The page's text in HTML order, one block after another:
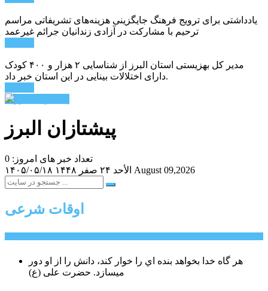
یادداشتی برای ترویج فرهنگ جایگزینی هزینه‌های تشریفاتی مراسم
ترحیم با مشارکت در آزادی زندانیان جرائم غیرعمد
مدیر کل بهزیستی استان البرز از شناسایی ۲ هزار و ۴۰۰ کودک
دارای اختلالات بینایی در این استان خبر داد.
پیشتازان البرز
تعداد خبر های امروز: 0
۱۴۰۵/۰۵/۱۸
الأحد ۲۴ صفر ۱۴۴۸ August 09,2026
اوقات شرعی
هر گاه خدا بخواهد بنده اي را خوار كند، دانش را از او دور
میسازد. حضرت علی (ع)